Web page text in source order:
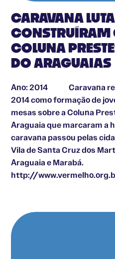
CARAVANA
CONSTRUÍRAM
COLUNA
DO ARAGUAIAS
Ano: 2014 ​ Caravana
2014 como formação de
mesas sobre a Coluna
Araguaia que marcaram a
caravana passou pelas
Vila de Santa Cruz dos
Araguaia e Marabá.
http://